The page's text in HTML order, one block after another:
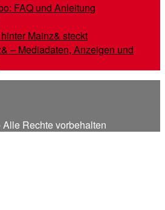
FAQ und Anleitung
Mainz& steckt
– Mediadaten, Anzeigen und
Rechte vorbehalten